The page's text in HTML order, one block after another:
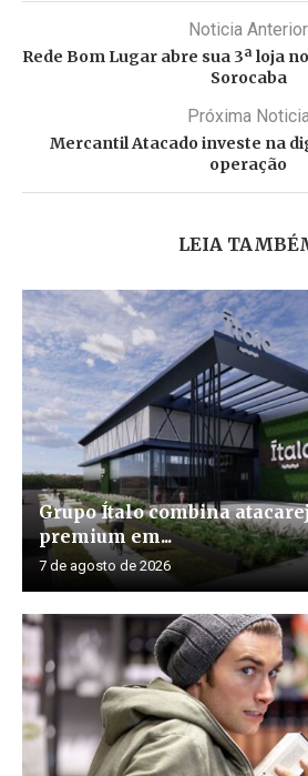
Noticia Anterior
Rede Bom Lugar abre sua 3ª loja
Sorocaba
Próxima
Mercantil Atacado investe na
operação
LEIA
Grupo Ítalo combina
premium em...
7 de agosto de 2026